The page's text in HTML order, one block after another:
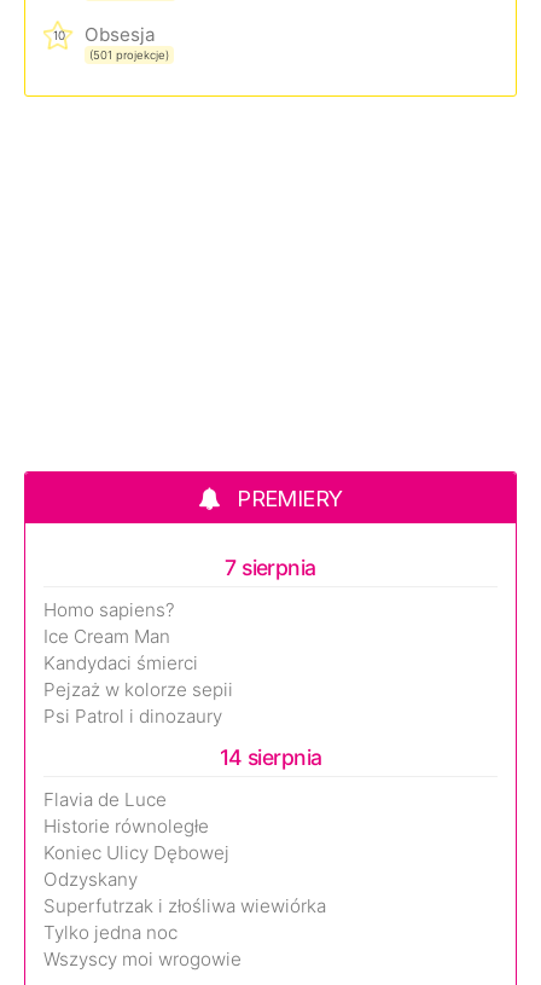
10 Obsesja
(501 projekcje)
PREMIERY
7 sierpnia
Homo sapiens?
Ice Cream Man
Kandydaci śmierci
Pejzaż w kolorze sepii
Psi Patrol i dinozaury
14 sierpnia
Flavia de Luce
Historie równoległe
Koniec Ulicy Dębowej
Odzyskany
Superfutrzak i złośliwa wiewiórka
Tylko jedna noc
Wszyscy moi wrogowie